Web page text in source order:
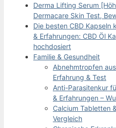
Derma Lifting Serum
Dermacare Skin Test,
Die besten CBD Kapseln
& Erfahrungen: CBD Öl
hochdosiert
Familie & Gesundheit
Abnehmtropfen
Erfahrung & Test
Anti-Parasitenkur
& Erfahrungen –
Calcium Tabletten
Vergleich